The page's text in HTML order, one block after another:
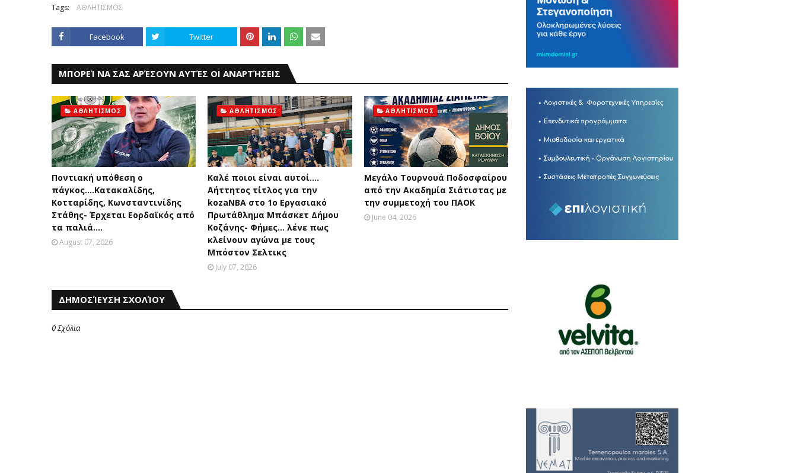
Tags: ΑΘΛΗΤΙΣΜΟΣ
Facebook Twitter
ΜΠΟΡΕΊ ΝΑ ΣΑΣ ΑΡΈΣΟΥΝ ΑΥΤΈΣ ΟΙ ΑΝΑΡΤΉΣΕΙΣ
ΑΘΛΗΤΙΣΜΟΣ
Ποντιακή υπόθεση ο
πάγκος....Κατακαλίδης,
Κοτταρίδης, Κωνσταντινίδης
Στάθης- Έρχεται Εορδαϊκός από
τα παλιά....
August 07, 2026
ΑΘΛΗΤΙΣΜΟΣ
Καλέ ποιοι είναι αυτοί....
Αήττητος τίτλος για την
kozaNBA στο 1ο Εργασιακό
Πρωτάθλημα Μπάσκετ Δήμου
Κοζάνης- Φήμες... λένε πως
κλείνουν αγώνα με τους
Μπόστον Σελτικς
July 07, 2026
ΑΘΛΗΤΙΣΜΟΣ
Μεγάλο Τουρνουά Ποδοσφαίρου
από την Ακαδημία Σιάτιστας με
την συμμετοχή του ΠΑΟΚ
June 04, 2026
ΔΗΜΟΣΊΕΥΣΗ ΣΧΟΛΊΟΥ
0 Σχόλια